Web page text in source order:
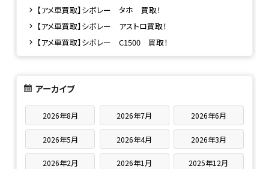
【アメ車買取】シボレー タホ 買取！
【アメ車買取】シボレー アストロ買取！
【アメ車買取】シボレー C1500 買取！
アーカイブ
2026年8月 2026年7月 2026年6月
2026年5月 2026年4月 2026年3月
2026年2月 2026年1月 2025年12月